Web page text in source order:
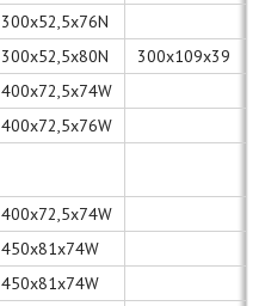
300x52,5x76N
300x52,5x80N
300x109x39
400x72,5x74W
400x72,5x76W
400x72,5x74W
450x81x74W
450x81x74W